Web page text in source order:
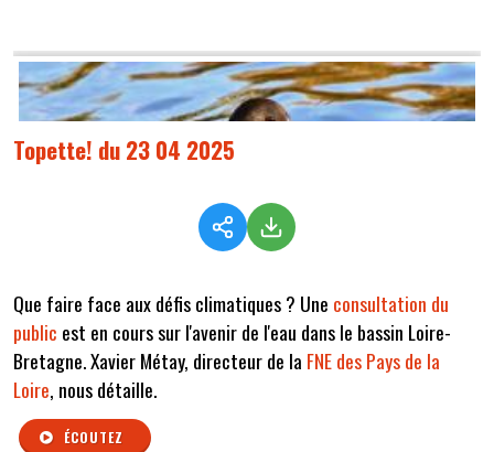
Topette! du 23 04 2025
Que faire face aux défis climatiques ? Une consultation du
public est en cours sur l'avenir de l'eau dans le bassin Loire-
Bretagne. Xavier Métay, directeur de la FNE des Pays de la
Loire, nous détaille.
ÉCOUTEZ